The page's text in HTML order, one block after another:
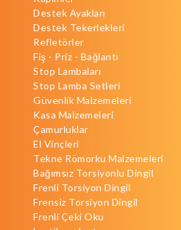
Destek Ayakları
Destek Tekerlekleri
Refletörler
Fiş - Priz - Bağlantı
Stop Lambaları
Stop Lamba Setleri
Güvenlik Malzemeleri
Kasa Malzemeleri
Çamurluklar
El Vinçleri
Tekne Römorku Malzemeleri
Bağımsız Torsiyonlu Dingil
Frenli Torsiyon Dingil
Frensiz Torsiyon Dingil
Frenli Çeki Oku